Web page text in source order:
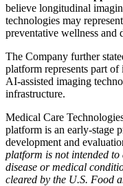
believe longitudinal
technologies may
preventative wellness
The Company further
platform represents part
AI-assisted imaging
infrastructure.
Medical Care
platform is an early-stage
development and
platform is not intended to
disease or medical
cleared by the U.S. Food